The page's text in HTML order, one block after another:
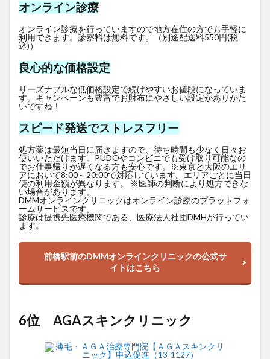
オンライン診療
オンライン診療を行っていますので地方在住の方でも手軽に
利用できます。診察料は無料です。（別途配送料550円(税
込)）
良心的な価格設定
リーズナブルな低価格設定で続けやすいお値段になっていま
す。キャンペーンも豊富でお財布にやさしい設定がありがた
いですね！
スピード発送でストレスフリー
処方薬は最短当日に届きますので、待ち時間も少なく日々お
使いいただけます。PUDOやコンビニでも受け取り可能なの
でお仕事帰りが遅くなる方も安心です。※東京と大阪のエリ
アにおいて8:00～20:00で対応しています。エリアごとに当日
便の利用金額が異なります。 ※医師の判断により処方できな
い場合があります。
DMMオンラインクリニックはオンライン診療のプラットフォ
ームサービスです。
診療は提携先医療機関である、医療法人社団DMHが行ってい
ます。
前橋駅前のDMMオンラインクリニックの公式サ
イトはこちら
6位 AGAスキンクリニック